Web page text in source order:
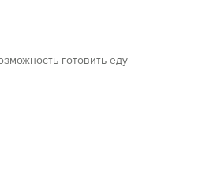
стиральная машина,
гигиенические
панель
и приборы
сушилка
готовить еду